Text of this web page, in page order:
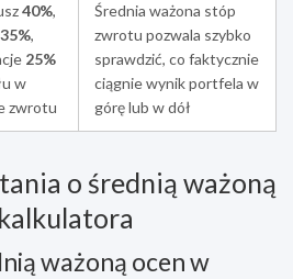
40%,
35%,
25%
w
zwrotu
Średnia ważona stóp
zwrotu pozwala szybko
sprawdzić, co faktycznie
ciągnie wynik portfela w
górę lub w dół
o średnią ważoną
ważoną ocen w